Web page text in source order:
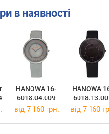
в наявності
HANOWA 16-
6018.04.009
HANOWA
від 7 160 грн. від 7 160